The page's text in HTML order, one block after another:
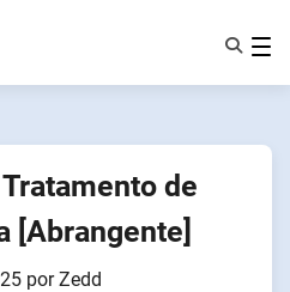
de
[Abrangente]
porZedd